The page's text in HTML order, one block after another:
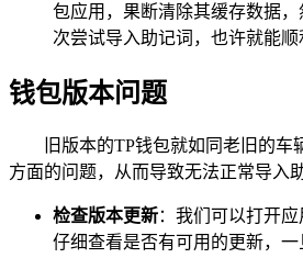
包应用，果断清除其缓存数据
次尝试导入助记词，也许就能顺
钱包版本问题
旧版本的TP钱包就如同老旧的车
方面的问题，从而导致无法正常导入
检查版本更新：我们可以打开应
仔细查看是否有可用的更新，